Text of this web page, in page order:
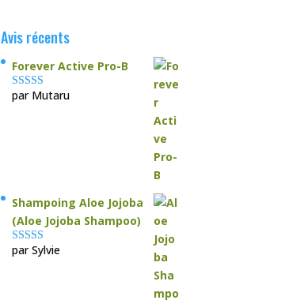
Avis récents
Forever Active Pro-B
Note4sur
par Mutaru
Shampoing Aloe Jojoba
(Aloe Jojoba Shampoo)
Note5sur 5
par Sylvie